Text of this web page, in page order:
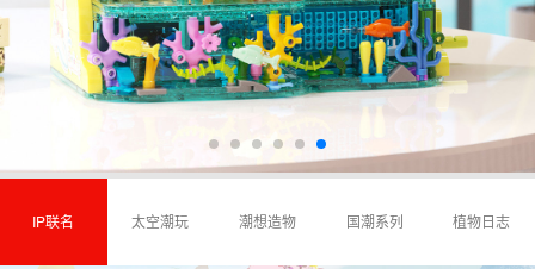
IP联名 太空潮玩 潮想造物 国潮系列 植物日志